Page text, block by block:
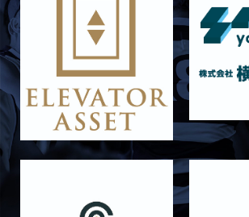
2026/06/19
STAFF blog
6月20日 花園大学
2026/06/16
STAFF blog
6月14日 島津製作所
2026/06/16
STAFF blog
6月13日 名城大学
2026/06/12
【Rits Familyのバトン】vol. 1 北村
STAFF blog
【「イヤーブック2026」にお名前を